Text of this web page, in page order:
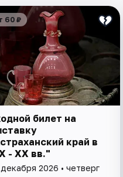
60 ₽
билет на
край в
- XX вв."
2026 • четверг